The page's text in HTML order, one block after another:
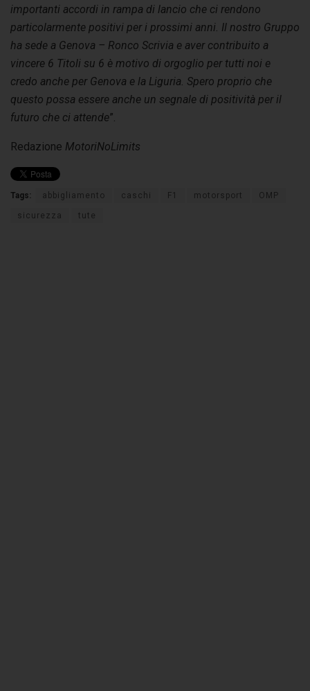
importanti accordi in rampa di lancio che ci rendono
particolarmente positivi per i prossimi anni. Il nostro Gruppo
ha sede a Genova – Ronco Scrivia e aver contribuito a
vincere 6 Titoli su 6 è motivo di orgoglio per tutti noi e
credo anche per Genova e la Liguria. Spero proprio che
questo possa essere anche un segnale di positività per il
futuro che ci attende”.
Redazione MotoriNoLimits
Tags: abbigliamento caschi F1 motorsport OMP
sicurezza tute